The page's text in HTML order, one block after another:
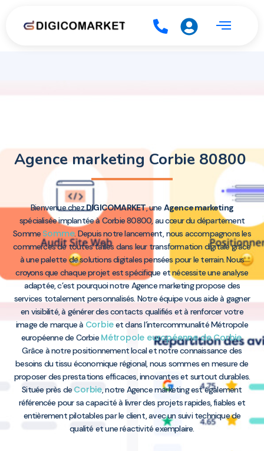
Agence marketing Corbie 80800
Bienvenue chezDIGICOMARKET, une Agence marketing
spécialisée implantée à Corbie 80800, au cœur du département
Somme Somme. Depuis notre lancement, nous accompagnons les
commerces de toutes tailles dans leur transformation digitale grâce
à une palette de solutions digitales pensées pour le terrain. Nous
croyons que chaque projet est spécifique et nécessite une analyse
adaptée, c’est pourquoi notre Agence marketing propose des
services totalement personnalisés. Notre équipe vous aide à gagner
en visibilité, à générer des contacts qualifiés et à renforcer votre
image de marque à Corbieet dans l’intercommunalité Métropole
européenne de Corbie Métropole européenne de Corbie.
Grâce à notre positionnement local et notre connaissance des
besoins du tissu économique régional, nous sommes en mesure de
proposer des prestations efficaces, innovantes et surtout durables.
Située près deCorbie , notre Agence marketing est également
référencée pour sa capacité à livrer des projets rapides, fiables et
entièrement pilotables par le client, avec un suivi technique de
qualité et une réactivité exemplaire.